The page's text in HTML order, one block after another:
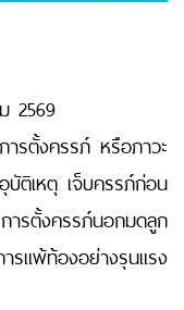
2569
ารตั้งครรภ์ หรือภาวะ
บัติเหตุ เจ็บครรภ์ก่อน
รตั้งครรภ์นอกมดลูก
แพ้ท้องอย่างรุนแรง